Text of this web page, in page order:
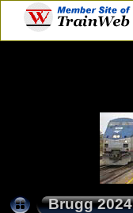
Brugg 2024